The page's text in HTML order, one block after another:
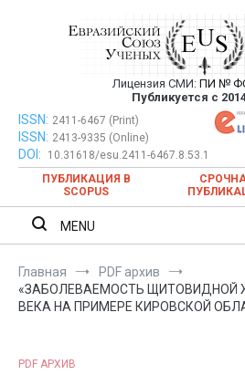
Евразийский
публикация
ежемесячном
Лицензия СМИ: ПИ №
Публикуется с
Евразийский Союз Ученых —
ежемесячном
ISSN: 2411-6467 (Print)
ISSN: 2413-9335 (Online)
DOI:
10.31618/esu.2411-6467.8.53.1
ПУБЛИКАЦИЯ В
SCOPUS
MENU
Главная
PDF архив
«ЗАБОЛЕВАЕМОСТЬ ЩИТОВИДНОЙ
ВЕКА НА ПРИМЕРЕ КИРОВСКОЙ
PDF АРХИВ